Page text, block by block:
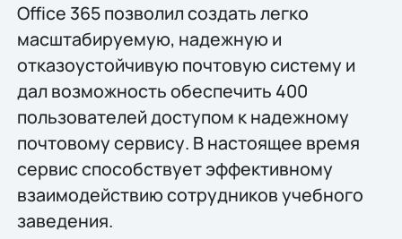
Office 365 позволил создать легко
масштабируемую, надежную и
отказоустойчивую почтовую систему и
дал возможность обеспечить 400
пользователей доступом к надежному
почтовому сервису. В настоящее время
сервис способствует эффективному
взаимодействию сотрудников учебного
заведения.